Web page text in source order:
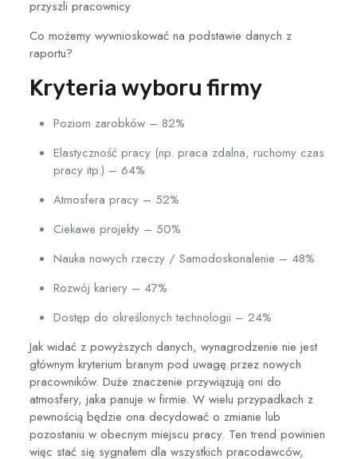
przyszli pracownicy
Co możemy wywnioskować na podstawie danych z
raportu?
Kryteria wyboru firmy
Poziom zarobków – 82%
Elastyczność pracy (np. praca zdalna, ruchomy czas
pracy itp.) – 64%
Atmosfera pracy – 52%
Ciekawe projekty – 50%
Nauka nowych rzeczy / Samodoskonalenie – 48%
Rozwój kariery – 47%
Dostęp do określonych technologii – 24%
Jak widać z powyższych danych, wynagrodzenie nie jest
głównym kryterium branym pod uwagę przez nowych
pracowników. Duże znaczenie przywiązują oni do
atmosfery, jaka panuje w firmie. W wielu przypadkach z
pewnością będzie ona decydować o zmianie lub
pozostaniu w obecnym miejscu pracy. Ten trend powinien
więc stać się sygnałem dla wszystkich pracodawców,